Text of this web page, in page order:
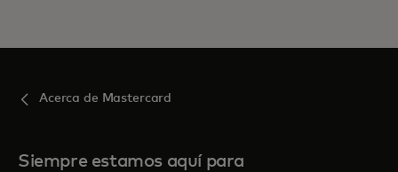
Acerca de Mastercard
Siempre estamos aquí para